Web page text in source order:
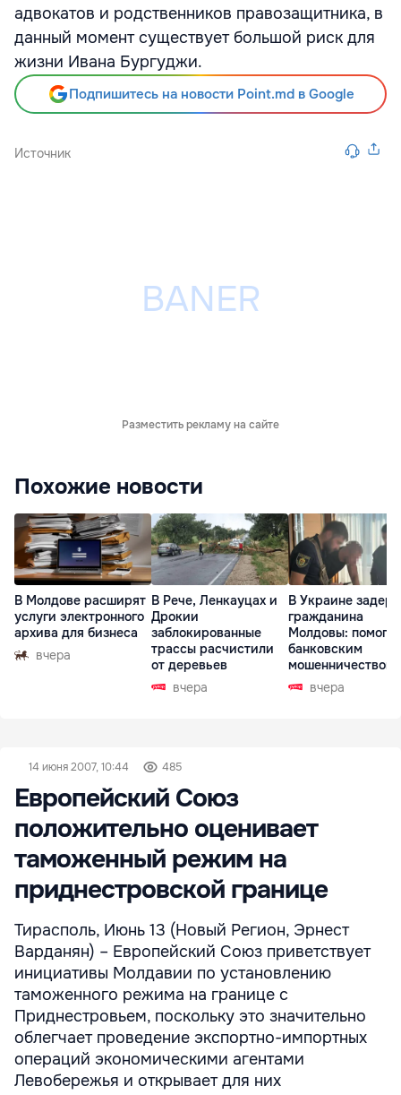
адвокатов и родственников правозащитника, в
данный момент существует большой риск для
жизни Ивана Бургуджи.
Подпишитесь на новости Point.md в Google
Источник
Разместить рекламу на сайте
Похожие новости
В Молдове расширят
услуги электронного
архива для бизнеса
вчера
В Рече, Ленкауцах и
Дрокии
заблокированные
трассы расчистили
от деревьев
вчера
В Украине
гражданина
Молдовы:
банковским
мошенничеством
Чехиивчера
14 июня 2007, 10:44 485
Европейский Союз
положительно оценивает
таможенный режим на
приднестровской границе
Тирасполь, Июнь 13 (Новый Регион, Эрнест
Варданян) – Европейский Союз приветствует
инициативы Молдавии по установлению
таможенного режима на границе с
Приднестровьем, поскольку это значительно
облегчает проведение экспортно-импортных
операций экономическими агентами
Левобережья и открывает для них